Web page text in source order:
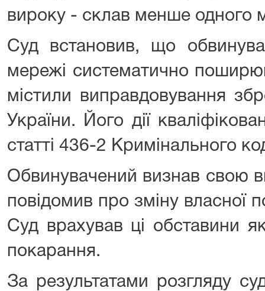
вироку - склав менше одного
Суд встановив, що
мережі систематично
містили виправдовування
України. Його дії
статті 436-2 Кримінального
Обвинувачений визнав свою
повідомив про зміну власної
Суд врахував ці обставини
покарання.
За результатами розгляду